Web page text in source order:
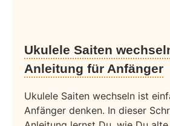
Ukulele Saiten
Anleitung für Anfänger
Ukulele Saiten wechseln ist
Anfänger denken. In dieser